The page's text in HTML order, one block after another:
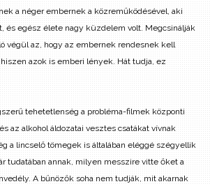
a néger embernek a közreműködésével, aki
és egész élete nagy küzdelem volt. Megcsinálják
végül az, hogy az embernek rendesnek kell
azok is emberi lények. Hát tudja, ez
tehetetlenség a probléma-filmek központi
az alkohol áldozatai vesztes csatákat vívnak
a lincselő tömegek is általában eléggé szégyellik
tudatában annak, milyen messzire vitte őket a
A bűnözők soha nem tudják, mit akarnak